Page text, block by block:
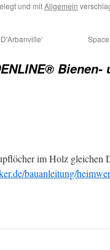
und mitAllgemein
im Holz gleichen
bauanleitung/